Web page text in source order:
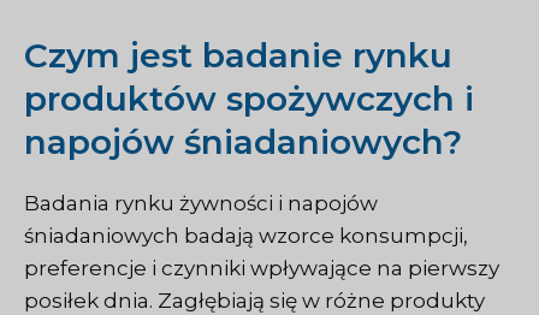
Czym jest badanie rynku
produktów spożywczych i
napojów śniadaniowych?
Badania rynku żywności i napojów
śniadaniowych badają wzorce konsumpcji,
preferencje i czynniki wpływające na pierwszy
posiłek dnia. Zagłębiają się w różne produkty